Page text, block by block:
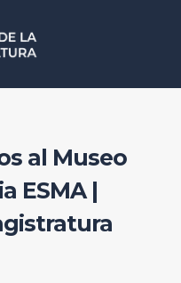
al Museo
ESMA |